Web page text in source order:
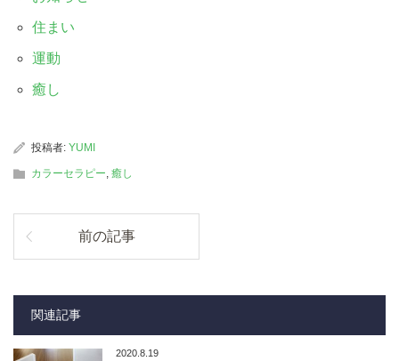
住まい
運動
癒し
投稿者: YUMI
カラーセラピー 癒し
前の記事
関連記事
2020.8.19